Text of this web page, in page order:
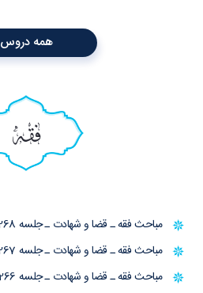
همه دروس
فقه
مباحث فقه ـ قضا و شهادت ـ جلسه 268(1404/11/21)
مباحث فقه ـ قضا و شهادت ـ جلسه 267(1404/11/20)
مباحث فقه ـ قضا و شهادت ـ جلسه 266(1404/11/19)